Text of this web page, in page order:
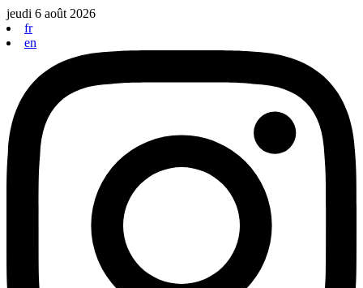
Aller
au
contenu
jeudi 6 août 2026
fr
en